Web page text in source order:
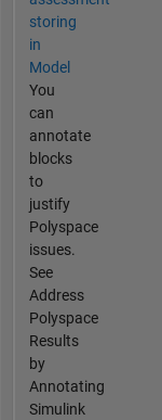
storing
in
Model
You
can
annotate
blocks
to
justify
Polyspace
issues.
See
Address
Polyspace
Results
by
Annotating
Simulink